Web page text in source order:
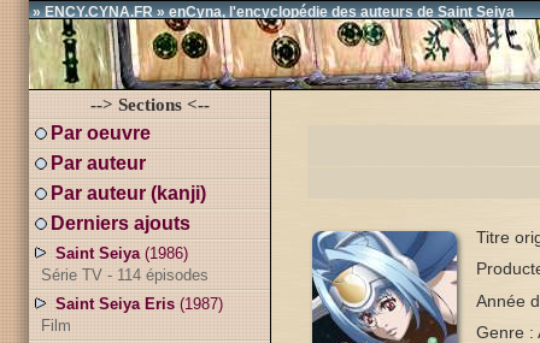
» ENCY.CYNA.FR » enCyna, l'encyclopédie des auteurs de Saint Seiya
--> Sections <--
Par oeuvre
Par auteur
Par auteur (kanji)
Derniers ajouts
Saint Seiya(1986)
Série TV - 114 épisodes
Saint Seiya Eris (1987)
Film
Titre
Année
Genre :